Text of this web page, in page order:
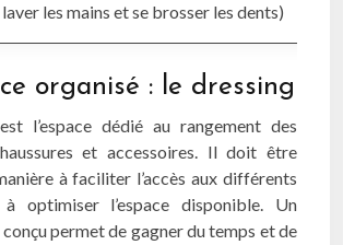
les mains et se brosser les dents)
organisé : le dressing
l’espace dédié au rangement des
et accessoires. Il doit être
à faciliter l’accès aux différents
optimiser l’espace disponible. Un
permet de gagner du temps et de